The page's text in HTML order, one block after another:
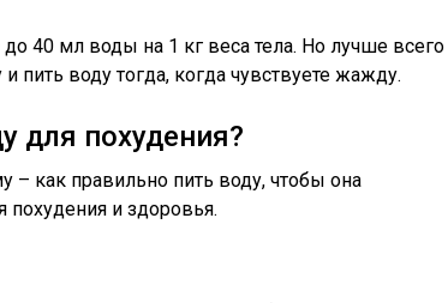
40 мл воды на 1 кг веса тела. Но лучше всего
пить воду тогда, когда чувствуете жажду.
для похудения?
– как правильно пить воду, чтобы она
и здоровья.